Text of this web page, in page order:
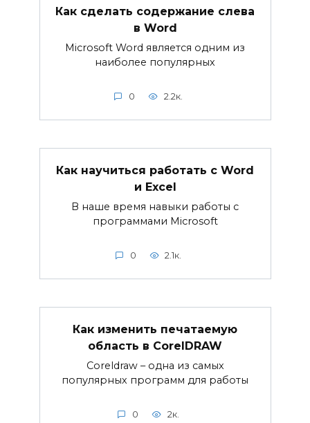
Как сделать содержание слева
в Word
Microsoft Word является одним из
наиболее популярных
0 2.2к.
Как научиться работать с Word
и Excel
В наше время навыки работы с
программами Microsoft
0 2.1к.
Как изменить печатаемую
область в CorelDRAW
Coreldraw – одна из самых
популярных программ для работы
0 2к.